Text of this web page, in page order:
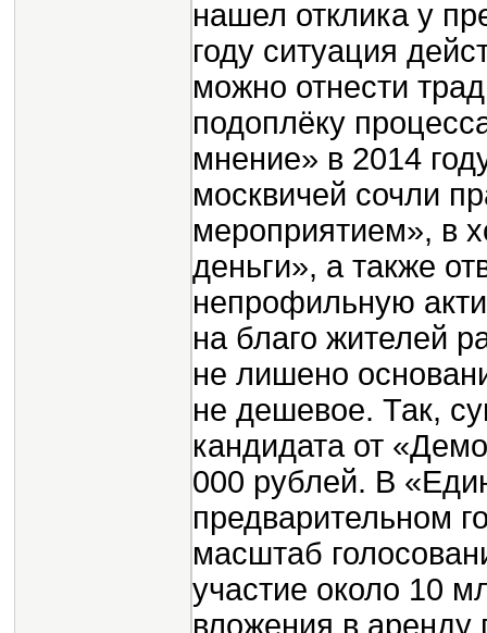
нашел отклика у
году ситуация
можно отнести
подоплёку
мнение» в 2014
москвичей сочли
мероприятием», в
деньги», а также
непрофильную
на благо жителей
не лишено
не дешевое. Так,
кандидата от
000 рублей. В
предварительном
масштаб
участие около 10
вложения в аренду